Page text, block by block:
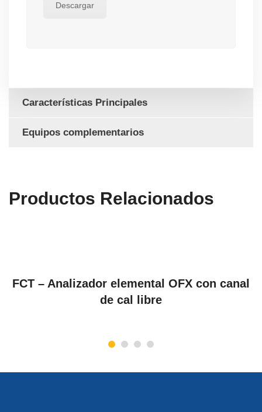
Descargar
Características Principales
Equipos complementarios
Productos Relacionados
FCT – Analizador elemental OFX con canal
de cal libre